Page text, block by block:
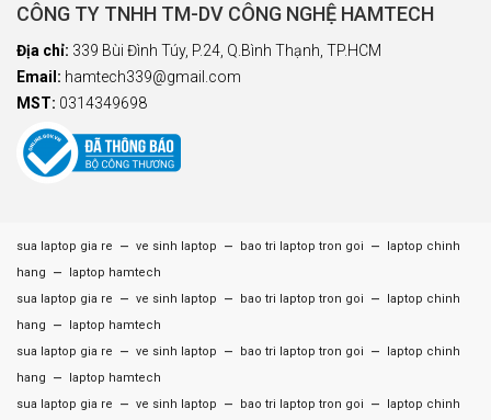
CÔNG TY TNHH TM-DV CÔNG NGHỆ HAMTECH
Địa chỉ: 339 Bùi Đình Túy, P.24, Q.Bình Thạnh, TP.HCM
Email: hamtech339@gmail.com
MST: 0314349698
sua laptop gia re – ve sinh laptop – bao tri laptop tron goi –
laptop chinh
hang
–
laptop hamtech
sua laptop gia re
– ve sinh laptop – bao tri laptop tron goi –
laptop chinh
hang
–
laptop hamtech
sua laptop gia re
– ve sinh laptop – bao tri laptop tron goi –
laptop chinh
hang
–
laptop hamtech
sua laptop gia re
– ve sinh laptop – bao tri laptop tron goi – laptop chinh